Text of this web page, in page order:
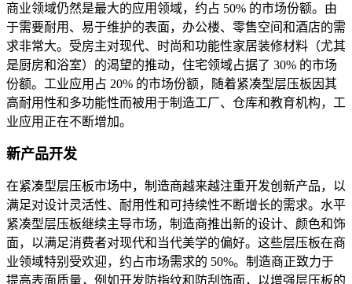
商业领域仍然是最大的应用领域，约占 50% 的市场份额。由
于需要耐用、易于维护的表面，办公楼、零售空间和酒店的需
求非常大。受房主对现代、时尚和功能性家居装修材料（尤其
是厨房和浴室）的渴望的推动，住宅领域占据了 30% 的市场
份额。工业应用占 20% 的市场份额，随着紧凑型层压板因其
高耐用性和多功能性而被用于制造工厂、仓库和教育机构，工
业应用正在不断增加。
新产品开发
在紧凑型层压板市场中，制造商越来越注重开发创新产品，以
满足对设计灵活性、耐用性和可持续性不断增长的需求。水平
紧凑型层压板继续主导市场，制造商推出新的设计、颜色和饰
面，以满足消费者对现代和当代美学的偏好。这些层压板在商
业领域特别受欢迎，约占市场需求的 50%。制造商正致力于
提高表面质量，例如开发防指纹和防刮饰面，以增强层压板的